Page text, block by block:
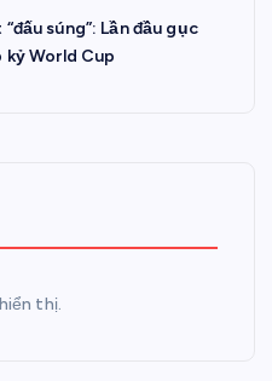
súng”: Lần đầu gục
kỷ World Cup
thị.